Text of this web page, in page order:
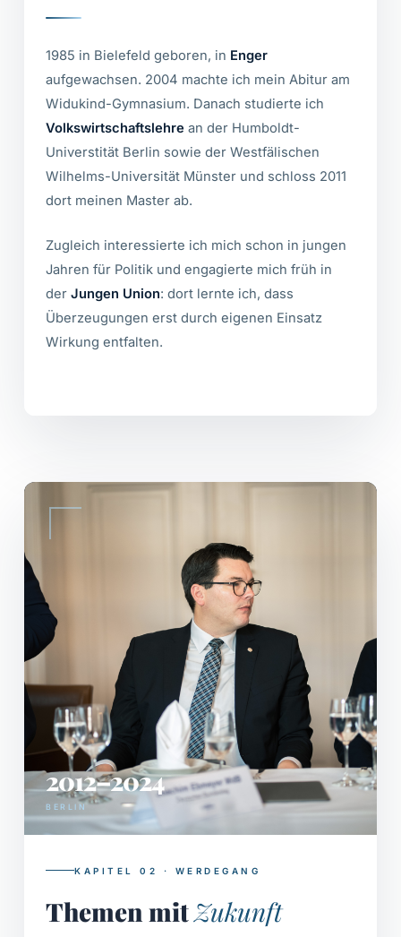
1985 in Bielefeld geboren, in Enger
aufgewachsen. 2004 machte ich mein Abitur am
Widukind-Gymnasium. Danach studierte ich
Volkswirtschaftslehre an der Humboldt-
Universtität Berlin sowie der Westfälischen
Wilhelms-Universität Münster und schloss 2011
dort meinen Master ab.
Zugleich interessierte ich mich schon in jungen
Jahren für Politik und engagierte mich früh in
der Jungen Union: dort lernte ich, dass
Überzeugungen erst durch eigenen Einsatz
Wirkung entfalten.
2012–2024
BERLIN
KAPITEL 02 · WERDEGANG
Themen mitZukunft